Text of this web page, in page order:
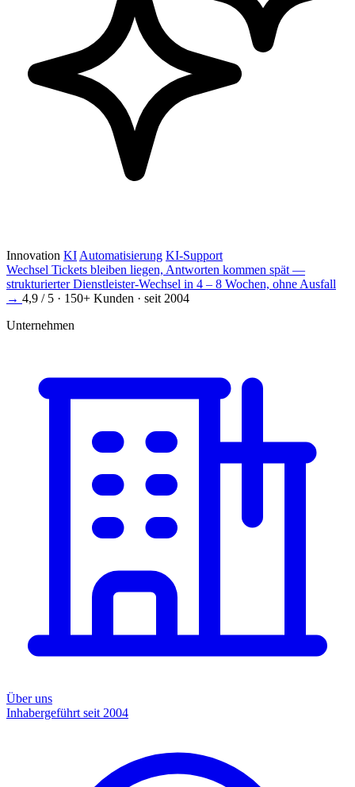
Innovation KI Automatisierung KI-Support
Wechsel Tickets bleiben liegen, Antworten kommen spät —
strukturierter Dienstleister-Wechsel in 4 – 8 Wochen, ohne Ausfall
→ 4,9 / 5 · 150+ Kunden · seit 2004
Unternehmen
Über uns
Inhabergeführt seit 2004